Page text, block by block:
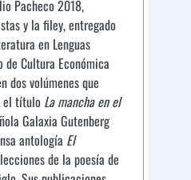
Pacheco 2018,
y la filey, entregado
en Lenguas
de Cultura Económica
dos volúmenes que
el título La mancha en el
Galaxia Gutenberg
antología El
de la poesía de